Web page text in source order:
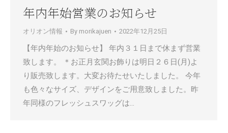
年内年始営業のお知らせ
オリオン情報 By morikajuen 2022年12月25日
【年内年始のお知らせ】 年内３１日まで休まず営業
致します。 ＊お正月玄関お飾りは明日２６日(月)よ
り販売致します。大変お待たせいたしました。 今年
も色々なサイズ、デザインをご用意致しました。昨
年同様のフレッシュスワッグは…